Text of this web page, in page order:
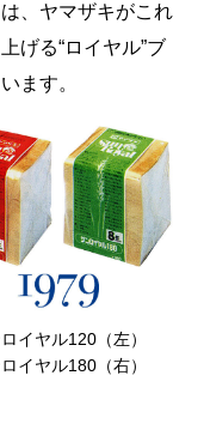
、ヤマザキがこれ
げる“ロイヤル”ブ
ます。
イヤル120（左）
イヤル180（右）